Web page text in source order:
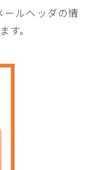
ールヘッダの情
す。